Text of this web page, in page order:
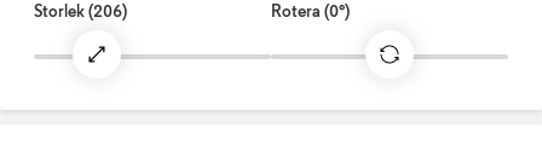
Storlek(206) Rotera (0°)